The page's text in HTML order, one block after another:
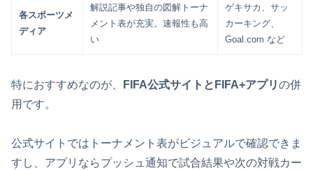
各スポーツメ
ディア
解説記事や独自の図解トーナ
メント表が充実。速報性も高
い
ゲキサカ、サッ
カーキング、
Goal.com など
特におすすめなのが、 FIFA公式サイトとFIFA+アプリの併
用です。
公式サイトではトーナメント表がビジュアルで確認できま
すし、アプリならプッシュ通知で試合結果や次の対戦カー